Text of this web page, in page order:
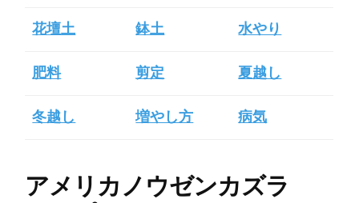
花壇土 鉢土 水やり
肥料 剪定 夏越し
冬越し 増やし方 病気
アメリカノウゼンカズラ